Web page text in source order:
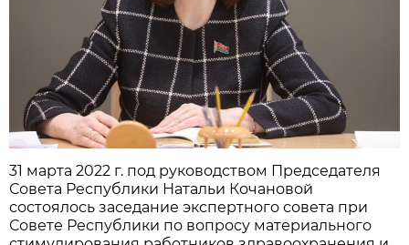
31 марта 2022 г. под руководством Председателя
Совета Республики Натальи Кочановой
состоялось заседание экспертного совета при
Совете Республики по вопросу материального